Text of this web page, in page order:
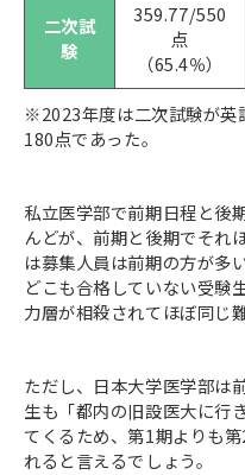
二次試
験
359.77/550
点
（65.4％）
※2023年度は二次試験が英
180点であった。
私立医学部で前期日程と後
んどが、前期と後期でそれ
は募集人員は前期の方が多
どこも合格していない受験
力層が相殺されてほぼ同じ
ただし、日本大学医学部は
生も「都内の旧設医大に行
てくるため、第1期よりも
れると言えるでしょう。